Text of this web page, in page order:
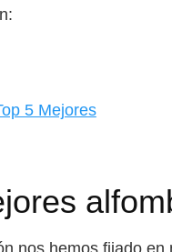
5 Mejores
nos hemos fijado